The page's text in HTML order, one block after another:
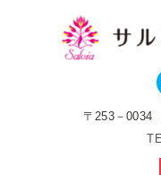
〒253－0034